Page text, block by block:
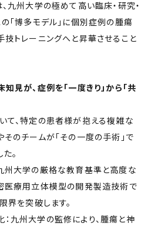
九州大学の極めて高い臨床・研究・
「博多モデル」に個別症例の腫瘍
トレーニングへと昇華させること
見が、症例を「一度きり」から「共
て、特定の患者様が抱える複雑な
のチームが「その一度の手術」で
。
州大学の厳格な教育基準と高度な
医療用立体模型の開発製造技術で
界を突破します。
：九州大学の監修により、腫瘍と神